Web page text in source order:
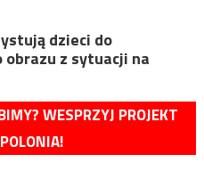
dzieci do
z sytuacji na
WESPRZYJ PROJEKT